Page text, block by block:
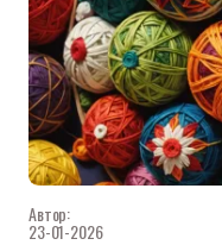
Автор:
23-01-2026